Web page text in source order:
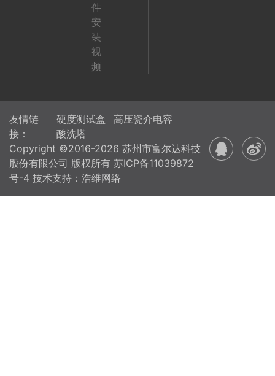
件
安
装
视
频
友情链
接：
硬度测试盒
高压瓷介电容
酸洗塔
Copyright ©2016-2026 苏州市富尔达科技
股份有限公司 版权所有 苏ICP备11039872
号-4 技术支持：浩维网络